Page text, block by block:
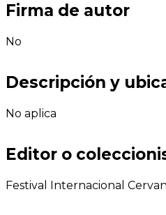
Firma de autor
No
Descripción y
No aplica
Editor o
Festival Internacional